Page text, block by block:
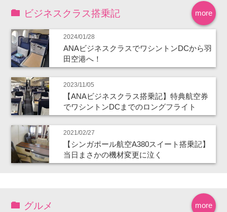
more
ビジネスクラス搭乗記
2024/01/28
ANAビジネスクラスでワシントンDCから羽
田空港へ！
2023/11/05
【ANAビジネスクラス搭乗記】特典航空券
でワシントンDCまでのロングフライト
2021/02/27
【シンガポール航空A380スイート搭乗記】
当日まさかの機材変更に泣く
more
グルメ